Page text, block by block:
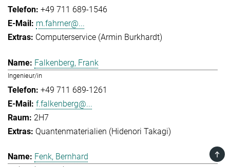
+49 711 689-1546
m.fahrner@...
Computerservice (Armin Burkhardt)
Falkenberg, Frank
Ingenieur/in
+49 711 689-1261
f.falkenberg@...
2H7
Quantenmaterialien (Hidenori Takagi)
Fenk, Bernhard TOP